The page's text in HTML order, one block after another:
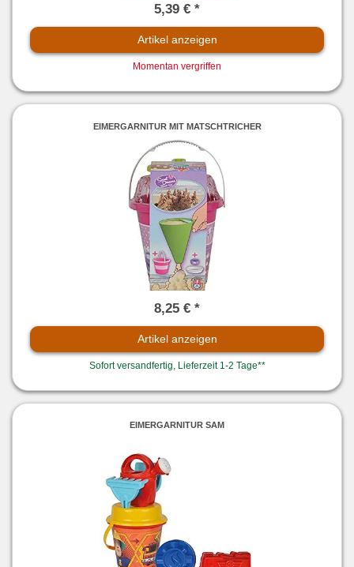
5,39 € *
Artikel anzeigen
Momentan vergriffen
EIMERGARNITUR MIT MATSCHTRICHER
8,25 € *
Artikel anzeigen
Sofort versandfertig, Lieferzeit 1-2 Tage**
EIMERGARNITUR SAM